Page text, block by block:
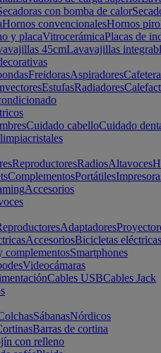
con bomba de calor
Hornos convencionalesHornos
y placaVitrocerámicaPlacas de
45cmLavavajillas
FreidorasAspiradores
EstufasRadiadores
Cuidado cabelloCuidado
ReproductoresRadiosAltavoces
ComplementosPortátiles
Accesorios
Adaptadores
AccesoriosBicicletas eléctricas
complementosSmartphones
Videocámaras
Cables USBCables Jack
SábanasNórdicos
Barras de cortina
con relleno